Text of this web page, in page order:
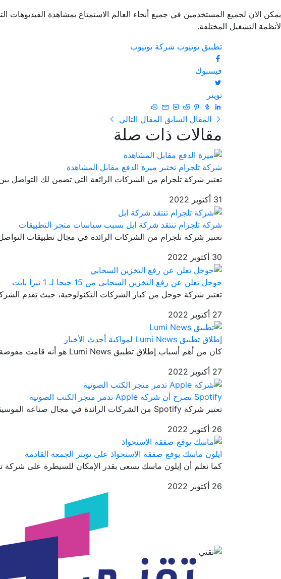
لأنظمة التشغيل المختلفة.
تطبيق يوتيوب شركة يوتيوب
فيسبوك
تويتر
المقال السابق المقال التالي
مقالات ذات صلة
شركة تلجرام تختبر ميزة الدفع مقابل المشاهدة
تعتبر شركة تلجرام من الشركات الرائعة التي تضمن لك التواصل
31 أكتوبر 2022
شركة تلجرام تنتقد شركة ابل بسبب سياسات متجر التطبيقات
تعتبر شركة تلجرام من الشركات الرائدة في مجال تطبيقات
30 أكتوبر 2022
جوجل تعلن عن رفع التخزين السحابي من 15 جيجا لـ 1 تيرا بايت
تعتبر شركة جوجل من كبار الشركات التكنولوجية، حيث تقدم
27 أكتوبر 2022
إطلاق تطبيق Lumi News لمواكبة أحدث الأخبار
كان من أهم أسباب إطلاق تطبيق Lumi News هو أنه قامت مفوضة الانتخابات...
27 أكتوبر 2022
Spotify تصرح أن شركة Apple تدمر متجر الكتب الصوتية
تعتبر شركة Spotify من الشركات الرائدة في مجال صناعة الموسيقى والبود...
26 أكتوبر 2022
ايلون ماسك يوقع صفقة الاستحواذ على تويتر الجمعة القادمة
كما نعلم أن إيلون ماسك يسعى بقدر الإمكان للسيطرة على شركة
26 أكتوبر 2022